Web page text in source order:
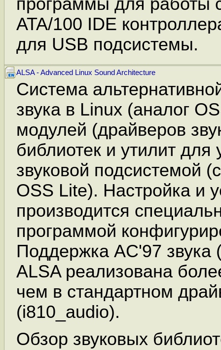
ATA/100 IDE
для USB подсистемы.
ALSA - Advanced Linux Sound Architecture
Система
звука в Linux (аналог
модулей (драйверов
библиотек и утилит для
звуковой подсистемой
OSS Lite). Настройка и
производится
программой
Поддержка AC'97 звука
ALSA реализована
чем в стандартном
(i810_audio).
Обзор звуковых